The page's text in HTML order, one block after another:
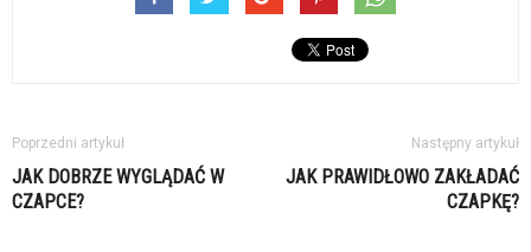
Poprzedni artykuł
JAK DOBRZE WYGLĄDAĆ W
CZAPCE?
Następny artykuł
JAK PRAWIDŁOWO ZAKŁADAĆ
CZAPKĘ?